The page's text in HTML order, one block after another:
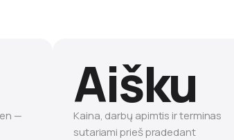
—
Aišku
Kaina, darbų apimtis ir terminas
sutariami prieš pradedant